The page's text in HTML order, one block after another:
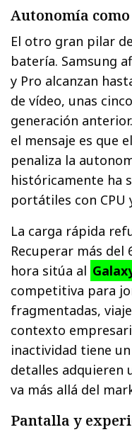
Autonomía
El otro gran pilar
batería. Samsung
y Pro alcanzan
de vídeo, unas
generación
el mensaje es que
penaliza la
históricamente ha
portátiles con CPU
La carga rápida
Recuperar más del
hora sitúa al
competitiva para
fragmentadas,
contexto
inactividad tiene
detalles adquieren
va más allá del
Pantalla y